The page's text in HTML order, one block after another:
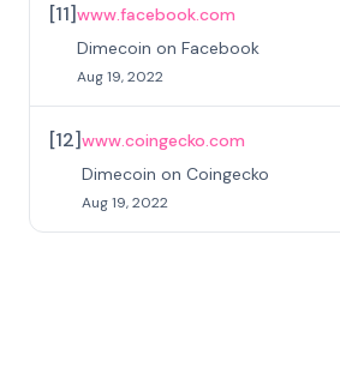
[11]www.facebook.com
Dimecoin on Facebook
Aug 19, 2022
[12]www.coingecko.com
Dimecoin on Coingecko
Aug 19, 2022